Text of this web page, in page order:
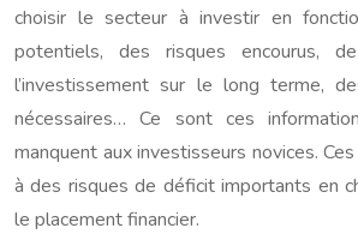
choisir le secteur à investir en
potentiels, des risques encourus,
l’investissement sur le long terme,
nécessaires… Ce sont ces
manquent aux investisseurs novices.
à des risques de déficit importants en
le placement financier.